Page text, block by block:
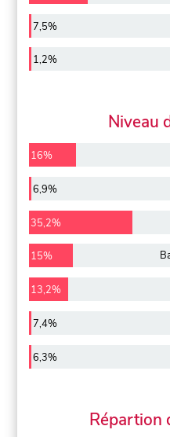
7,5%
1,2%
Niveau
16%
6,9%
35,2%
15%
13,2%
7,4%
6,3%
Répartion